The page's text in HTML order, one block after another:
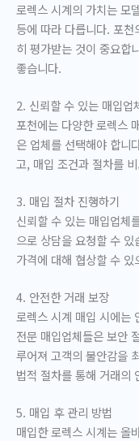
로렉스 시계의 가치는 모
등에 따라 다릅니다. 포
히 평가받는 것이 중요합
좋습니다.
2. 신뢰할 수 있는 매입업
포천에는 다양한 로렉스
은 업체를 선택해야 합니
고, 매입 조건과 절차를
3. 매입 절차 진행하기
신뢰할 수 있는 매입업체
으로 상담을 요청할 수
가격에 대해 협상할 수
4. 안전한 거래 보장
로렉스 시계 매입 시에는
전문 매입업체들은 보안
루어져 고객의 불안감을
법적 절차를 통해 거래의
5. 매입 후 관리 방법
매입한 로렉스 시계는 올